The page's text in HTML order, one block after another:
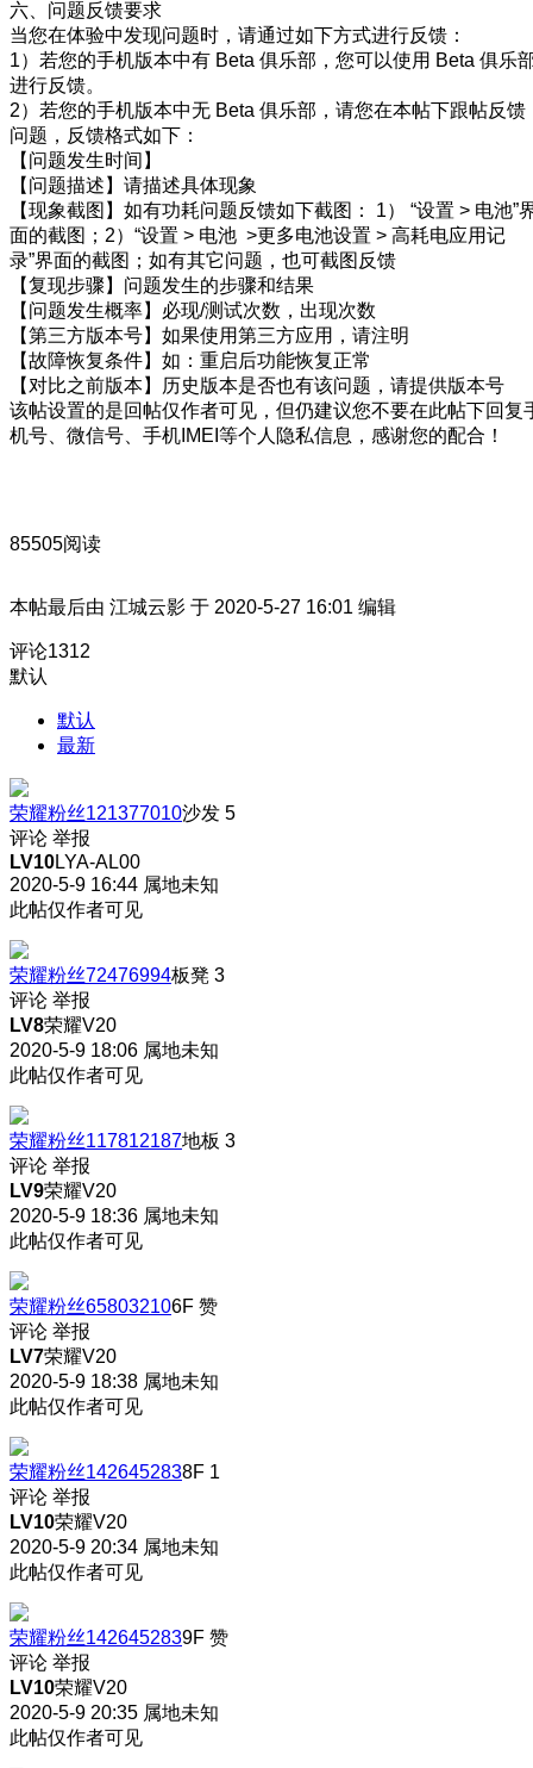
六、问题反馈要求
当您在体验中发现问题时，请通过如下方式进行反馈：
1）若您的手机版本中有 Beta 俱乐部，您可以使用 Beta 俱乐
进行反馈。
2）若您的手机版本中无 Beta 俱乐部，请您在本帖下跟帖反馈
问题，反馈格式如下：
【问题发生时间】
【问题描述】请描述具体现象
【现象截图】如有功耗问题反馈如下截图： 1） “设置 > 电池”
面的截图；2）“设置 > 电池 >更多电池设置 > 高耗电应用记
录”界面的截图；如有其它问题，也可截图反馈
【复现步骤】问题发生的步骤和结果
【问题发生概率】必现/测试次数，出现次数
【第三方版本号】如果使用第三方应用，请注明
【故障恢复条件】如：重启后功能恢复正常
【对比之前版本】历史版本是否也有该问题，请提供版本号
该帖设置的是回帖仅作者可见，但仍建议您不要在此帖下回复
机号、微信号、手机IMEI等个人隐私信息，感谢您的配合！
85505阅读
本帖最后由 江城云影 于 2020-5-27 16:01 编辑
评论1312
默认
默认
最新
荣耀粉丝121377010沙发 5
评论 举报
LV10LYA-AL00
2020-5-9 16:44 属地未知
此帖仅作者可见
荣耀粉丝72476994板凳 3
评论 举报
LV8荣耀V20
2020-5-9 18:06 属地未知
此帖仅作者可见
荣耀粉丝117812187地板 3
评论 举报
LV9荣耀V20
2020-5-9 18:36 属地未知
此帖仅作者可见
荣耀粉丝658032106F 赞
评论 举报
LV7荣耀V20
2020-5-9 18:38 属地未知
此帖仅作者可见
荣耀粉丝1426452838F 1
评论 举报
LV10荣耀V20
2020-5-9 20:34 属地未知
此帖仅作者可见
荣耀粉丝1426452839F 赞
评论 举报
LV10荣耀V20
2020-5-9 20:35 属地未知
此帖仅作者可见